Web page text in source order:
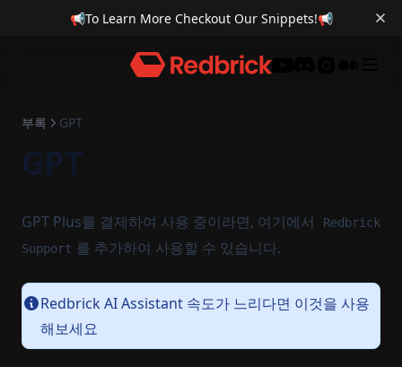
📢To Learn More Checkout Our Snippets!📢
부록 GPT
GPT
GPT Plus를 결제하여 사용 중이라면, 여기에서
Redbrick
Support 를 추가하여 사용할 수 있습니다.
Redbrick AI Assistant 속도가 느리다면 이것을 사용
해보세요